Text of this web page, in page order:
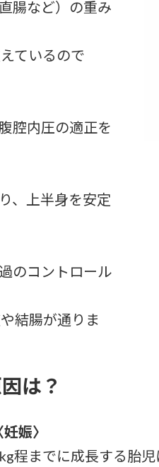
腸など）の重み
ているので
腔内圧の適正を
、上半身を安定
のコントロール
結腸が通りま
は？
妊娠〉
程までに成長する胎